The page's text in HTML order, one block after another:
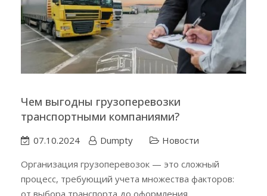
Чем выгодны грузоперевозки
транспортными компаниями?
07.10.2024 Dumpty
Новости
Организация грузоперевозок — это сложный
процесс, требующий учета множества факторов: